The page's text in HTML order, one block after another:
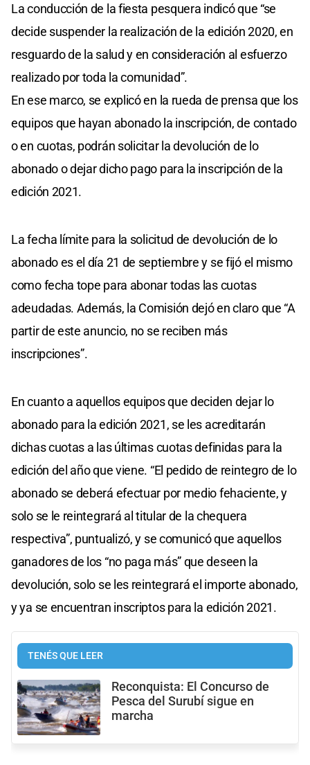
La conducción de la fiesta pesquera indicó que “se
decide suspender la realización de la edición 2020, en
resguardo de la salud y en consideración al esfuerzo
realizado por toda la comunidad”.
En ese marco, se explicó en la rueda de prensa que los
equipos que hayan abonado la inscripción, de contado
o en cuotas, podrán solicitar la devolución de lo
abonado o dejar dicho pago para la inscripción de la
edición 2021.
La fecha límite para la solicitud de devolución de lo
abonado es el día 21 de septiembre y se fijó el mismo
como fecha tope para abonar todas las cuotas
adeudadas. Además, la Comisión dejó en claro que “A
partir de este anuncio, no se reciben más
inscripciones”.
En cuanto a aquellos equipos que deciden dejar lo
abonado para la edición 2021, se les acreditarán
dichas cuotas a las últimas cuotas definidas para la
edición del año que viene. “El pedido de reintegro de lo
abonado se deberá efectuar por medio fehaciente, y
solo se le reintegrará al titular de la chequera
respectiva”, puntualizó, y se comunicó que aquellos
ganadores de los “no paga más” que deseen la
devolución, solo se les reintegrará el importe abonado,
y ya se encuentran inscriptos para la edición 2021.
TENÉS QUE LEER
Reconquista: El Concurso de
Pesca del Surubí sigue en
marcha